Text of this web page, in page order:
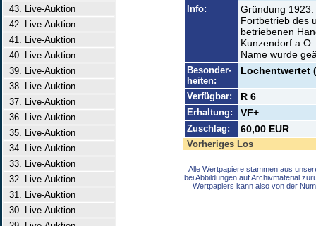
43. Live-Auktion
42. Live-Auktion
41. Live-Auktion
40. Live-Auktion
39. Live-Auktion
38. Live-Auktion
37. Live-Auktion
36. Live-Auktion
35. Live-Auktion
34. Live-Auktion
33. Live-Auktion
32. Live-Auktion
31. Live-Auktion
30. Live-Auktion
Info:
Gründung
Fortbetrieb des
betriebenen
Kunzendorf
Name wurde
Besonder-
heiten:
Lochentwertet
Verfügbar: R 6
Erhaltung: VF+
Zuschlag: 60,00 EUR
Vorheriges Los
Alle Wertpapiere stammen aus
bei Abbildungen auf Archivmaterial
Wertpapiers kann also von der